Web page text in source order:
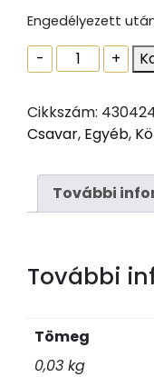
Engedélyezett
-
Hatlapfejû
állványcsavar
571
10
200
Horg
+
Cikkszám:
Csavar, Egyéb,
További
További
Tömeg
0,03 kg